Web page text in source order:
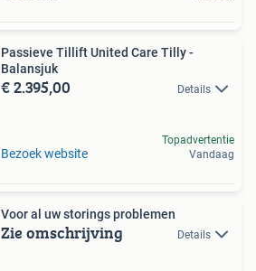
Passieve Tillift United Care Tilly -
Balansjuk
€ 2.395,00 Details
Bezoek website
Topadvertentie
Vandaag
Voor al uw storings problemen
Zie omschrijving Details